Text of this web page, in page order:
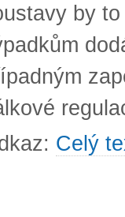
by
Celý